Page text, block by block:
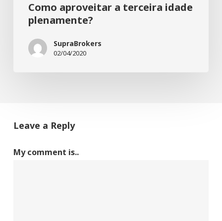
Como aproveitar a terceira idade
plenamente?
SupraBrokers
02/04/2020
Leave a Reply
My comment is..